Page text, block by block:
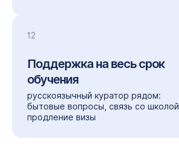
12
Поддержка на весьсрок
обучения
русскоязычный куратор рядом:
бытовые вопросы, связь со школой,
продление визы